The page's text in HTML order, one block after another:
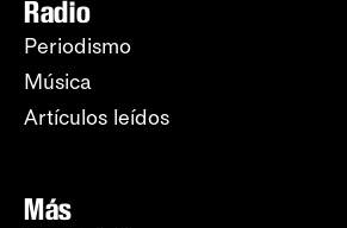
Radio
Periodismo
Música
Artículos leídos
Más